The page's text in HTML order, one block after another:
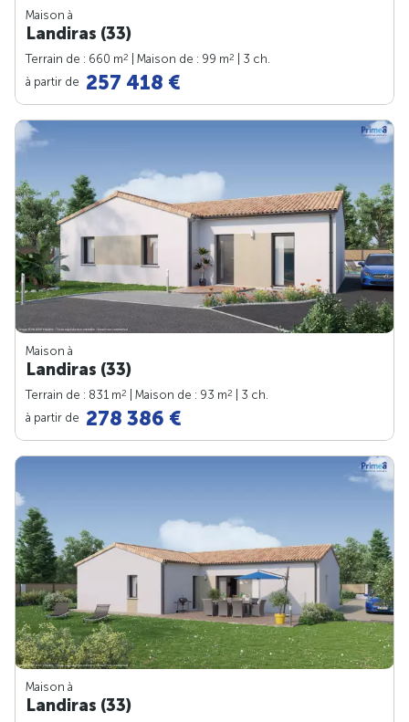
Maison à
Landiras (33)
Terrain de : 660 m2 | Maison de : 99 m2
| 3 ch.
à partir de 257 418 €
Maison à
Landiras (33)
Terrain de : 831 m2 | Maison de : 93 m2
| 3 ch.
à partir de 278 386 €
Maison à
Landiras (33)